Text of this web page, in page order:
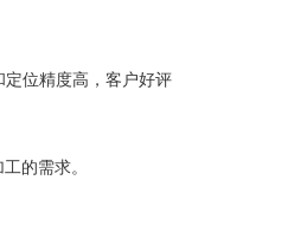
位精度高，客户好评
的需求。